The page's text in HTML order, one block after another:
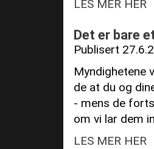
LES MER HER
Det er bare
Publisert
Myndighetene
de at du og
- mens de
om vi lar dem
LES MER HER